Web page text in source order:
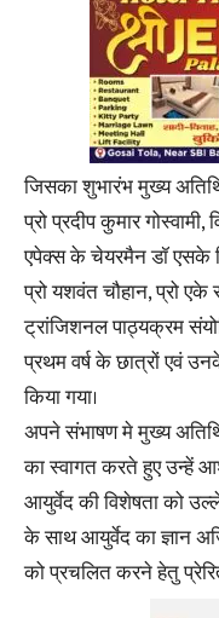
जिसका शुभारंभ मुख्य
प्रो प्रदीप कुमार
एपेक्स के चेयरमैन डॉ एसके
प्रो यशवंत चौहान, प्रो
ट्रांजिशनल पाठ्यक्रम
प्रथम वर्ष के छात्रों एवं
किया गया।
अपने संभाषण मे मुख्य
का स्वागत करते हुए उन्हें
आयुर्वेद की विशेषता को
के साथ आयुर्वेद का ज्ञान
को प्रचलित करने हेतु